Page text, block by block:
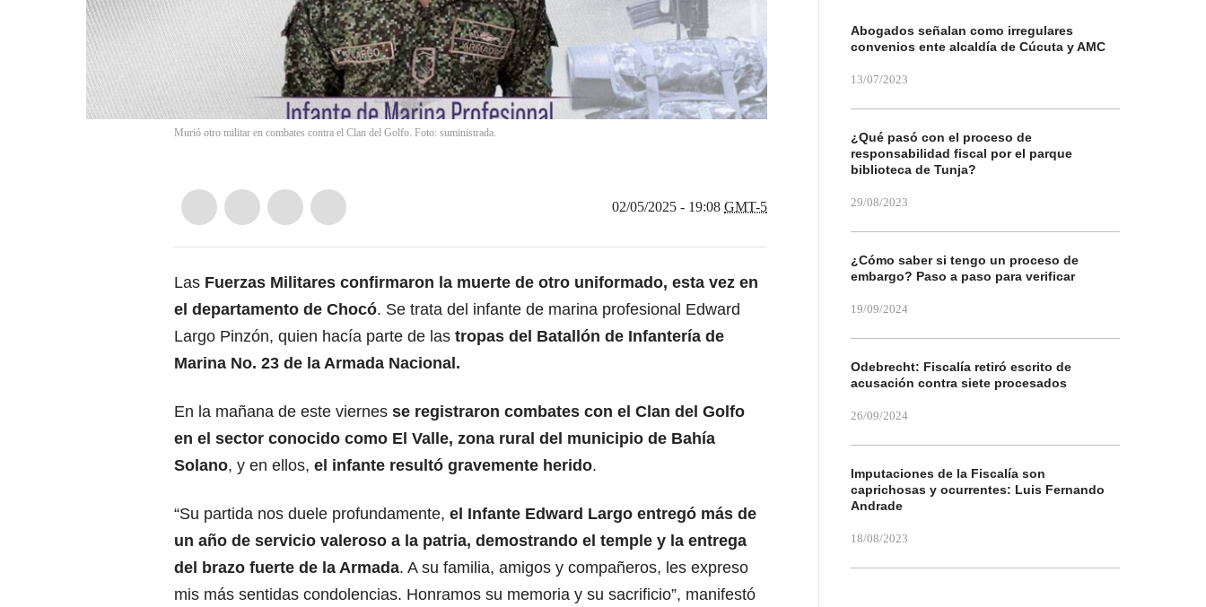
Murió otro militar en combates contra el Clan del Golfo. Foto: suministrada.
02/05/2025 - 19:08 GMT-5
Las Fuerzas Militares confirmaron la muerte de otro uniformado, esta vez en
el departamento de Chocó. Se trata del infante de marina profesional Edward
Largo Pinzón, quien hacía parte de las tropas del Batallón de Infantería de
Marina No. 23 de la Armada Nacional.
En la mañana de este viernes se registraron combates con el Clan del Golfo
en el sector conocido como El Valle, zona rural del municipio de Bahía
Solano, y en ellos, el infante resultó gravemente herido.
“Su partida nos duele profundamente, el Infante Edward Largo entregó más de
un año de servicio valeroso a la patria, demostrando el temple y la entrega
del brazo fuerte de la Armada. A su familia, amigos y compañeros, les expreso
mis más sentidas condolencias. Honramos su memoria y su sacrificio”, manifestó
Abogados señalan como irregulares
convenios ente alcaldía de Cúcuta y AMC
13/07/2023
¿Qué pasó con el proceso de
responsabilidad fiscal por el parque
biblioteca de Tunja?
29/08/2023
¿Cómo saber si tengo un proceso de
embargo? Paso a paso para verificar
19/09/2024
Odebrecht: Fiscalía retiró escrito de
acusación contra siete procesados
26/09/2024
Imputaciones de la Fiscalía son
caprichosas y ocurrentes: Luis Fernando
Andrade
18/08/2023